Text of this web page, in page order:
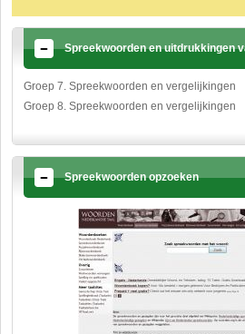
Spreekwoorden en uitdrukkingen
Groep 7. Spreekwoorden en vergelijkingen
Groep 8. Spreekwoorden en vergelijkingen
Spreekwoorden opzoeken